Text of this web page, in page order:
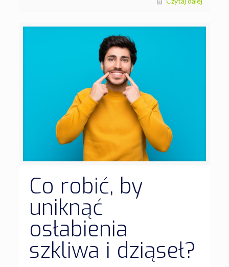
Co robić, by
uniknąć
osłabienia
szkliwa i dziąseł?